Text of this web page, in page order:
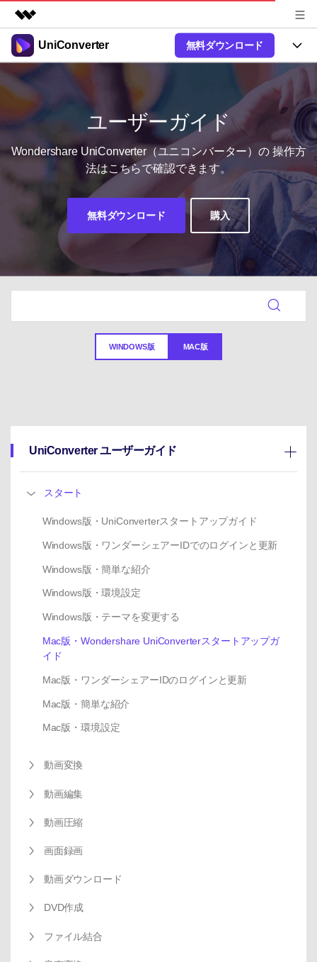
製品
AIGCサービス
ユーティリティ
法人・教育・パートナー
概要
ソリューション
企業情報
プラン＆価格
UniConverter 無料ダウンロード
製品
UniConverter-動画変換ソフト
UniConverter Windows版
UniConverter Mac版
機能
音声をテキストに
音声ファイルや動画ファイルを正
確かつ便利にテキストに変換
動画変換
様々なデバイス用に高速変換
Hot
オンラインツール
オンライン動画圧縮ツール
動画・画像の無料圧縮
New
オンライン動画変換ツール
動画・音声・画像の無料変換
Ver17へアップグレード
使い方&コツ
操作ガイド
特集ページ
サポート
サポートセンター
ユーザーガイド
Wondershare UniConverter（ユニコンバーター）の 操作方
法はこちらで確認できます。
無料ダウンロード 購入
WINDOWS版 MAC版
UniConverter ユーザーガイド
スタート
Windows版・UniConverterスタートアップガイド
Windows版・ワンダーシェアーIDでのログインと更新
Windows版・簡単な紹介
Windows版・環境設定
Windows版・テーマを変更する
Mac版・Wondershare UniConverterスタートアップガ
イド
Mac版・ワンダーシェアーIDのログインと更新
Mac版・簡単な紹介
Mac版・環境設定
動画変換
動画編集
動画圧縮
画面録画
動画ダウンロード
DVD作成
ファイル結合